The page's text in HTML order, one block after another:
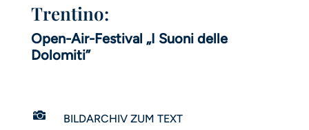
Trentino:
Open-Air-Festival „I Suoni delle
Dolomiti”
 BILDARCHIV ZUM TEXT